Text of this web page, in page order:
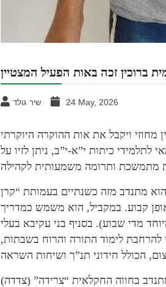
ברוכין זכה באות הפעיל המצטיין
שיר גולד 24 May, 2026
מחוזי ויקבל את אות ההוקרה היוקרתי
כיתות י”א-י”ב, ניתן לזיו על
מתנדב מזה כשנתיים בעמותת “קרן
קבוע. במקביל, הוא משמש כמדריך
מדי שבוע). בסניף בני עקיבא בעלי
להרחבת לימוד התורה והרוח בשבתות,
בחווה החקלאית “צרידה” (צדדה)